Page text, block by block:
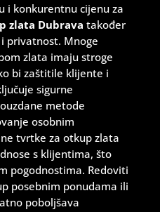
i konkurentnu cijenu za
zlata Dubrava također
privatnost. Mnoge
zlata imaju stroge
bi zaštitile klijente i
sigurne
metode
osobnim
tvrtke za otkup zlata
s klijentima, što
pogodnostima. Redoviti
posebnim ponudama ili
poboljšava